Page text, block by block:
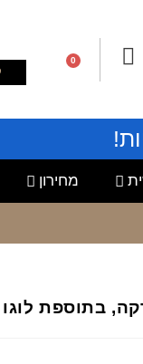
0
מחירון